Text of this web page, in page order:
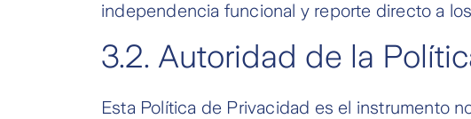
independencia funcional y reporte directo a
3.2. Autoridad de la
Esta Política de Privacidad es el instrumento